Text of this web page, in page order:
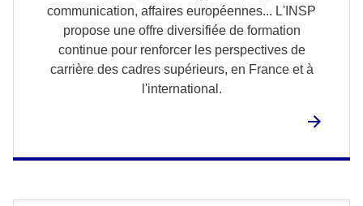
communication, affaires européennes... L'INSP
propose une offre diversifiée de formation
continue pour renforcer les perspectives de
carrière des cadres supérieurs, en France et à
l'international.